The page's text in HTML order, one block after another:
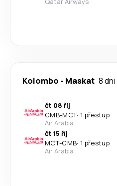
Kolombo - Maskat 8 dni
čt 08 říj
CMB-MCT· 1 přestup
Air Arabia
čt 15 říj
MCT-CMB· 1 přestup
Air Arabia